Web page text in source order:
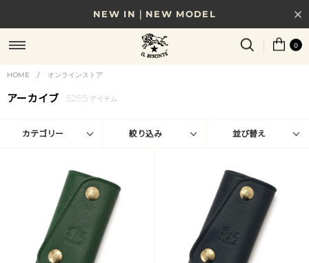
8/17(月)10時まで｜税込11,000円以上で送料無料
贈る相手やシーンから選べる、新しいギフトガイド
NEW IN｜COLOR LEATHER
0
HOME / オンラインストア
アーカイブ 5295 アイテム
カテゴリー 絞り込み 並び替え